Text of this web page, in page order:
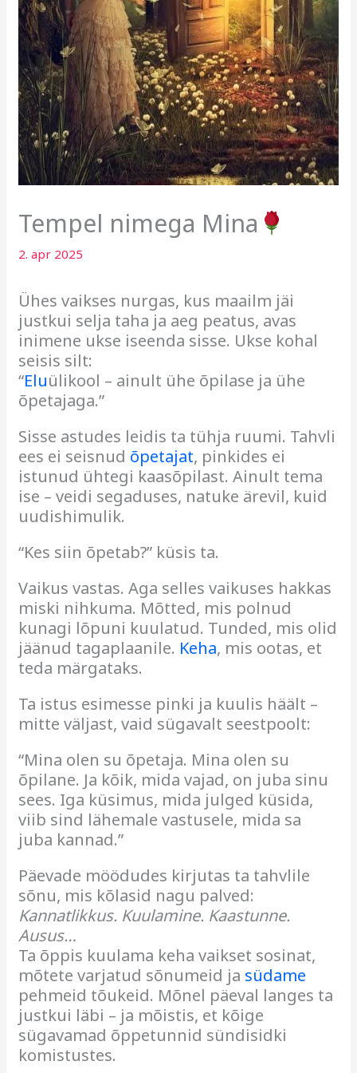
Tempel nimega Mina
2. apr 2025
Ühes vaikses nurgas, kus maailm jäi
justkui selja taha ja aeg peatus, avas
inimene ukse iseenda sisse. Ukse kohal
seisis silt:
“Eluülikool – ainult ühe õpilase ja ühe
õpetajaga.”
Sisse astudes leidis ta tühja ruumi. Tahvli
ees ei seisnud õpetajat, pinkides ei
istunud ühtegi kaasõpilast. Ainult tema
ise – veidi segaduses, natuke ärevil, kuid
uudishimulik.
“Kes siin õpetab?” küsis ta.
Vaikus vastas. Aga selles vaikuses hakkas
miski nihkuma. Mõtted, mis polnud
kunagi lõpuni kuulatud. Tunded, mis olid
jäänud tagaplaanile. Keha, mis ootas, et
teda märgataks.
Ta istus esimesse pinki ja kuulis häält –
mitte väljast, vaid sügavalt seestpoolt:
“Mina olen su õpetaja. Mina olen su
õpilane. Ja kõik, mida vajad, on juba sinu
sees. Iga küsimus, mida julged küsida,
viib sind lähemale vastusele, mida sa
juba kannad.”
Päevade möödudes kirjutas ta tahvlile
sõnu, mis kõlasid nagu palved:
Kannatlikkus. Kuulamine. Kaastunne.
Ausus…
Ta õppis kuulama keha vaikset sosinat,
mõtete varjatud sõnumeid ja südame
pehmeid tõukeid. Mõnel päeval langes ta
justkui läbi – ja mõistis, et kõige
sügavamad õppetunnid sündisidki
komistustes.